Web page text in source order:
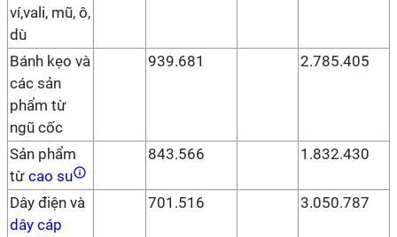
ví,vali, mũ, ô,
dù
Bánh kẹo và
các sản
phẩm từ
ngũ cốc
939.681 2.785.405
Sản phẩm
từ cao su
843.566 1.832.430
Dây điện và
dây cáp
701.516 3.050.787